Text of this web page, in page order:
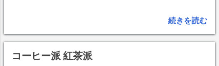
ーヒー（ここはブラック・ノンシュガーもありです）。
ょう。 なんて。 適当に言ってみただけ〜♪( ´θ｀)ノ --
BrogPress,iPhone --
続きを読む
コーヒー派 紅茶派